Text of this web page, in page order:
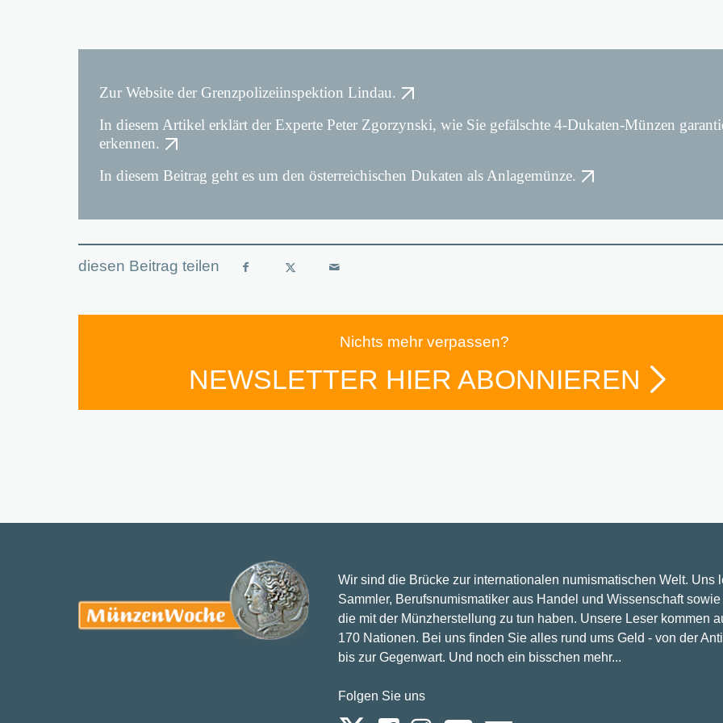
Zur Website der Grenzpolizeiinspektion Lindau.
In diesem Artikel erklärt der Experte Peter Zgorzynski, wie Sie gefälschte 4-Dukaten-Münzen
erkennen.
In diesem Beitrag geht es um den österreichischen Dukaten als Anlagemünze.
Nichts mehr verpassen?
NEWSLETTER HIER ABONNIEREN
Wir sind die Brücke zur internationalen numismatischen Welt. Uns
Sammler, Berufsnumismatiker aus Handel und Wissenschaft
die mit der Münzherstellung zu tun haben. Unsere Leser kommen
170 Nationen. Bei uns finden Sie alles rund ums Geld - von der
bis zur Gegenwart. Und noch ein bisschen mehr...
Folgen Sie uns